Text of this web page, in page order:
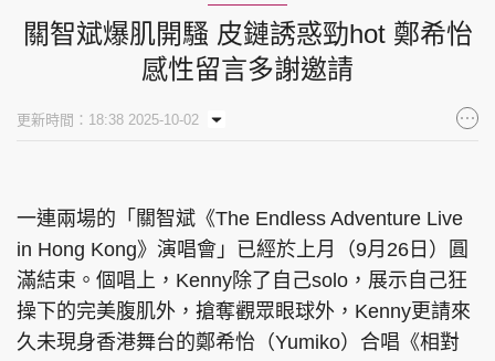
關智斌爆肌開騷 皮鏈誘惑勁hot 鄭希怡
感性留言多謝邀請
更新時間：18:38 2025-10-02
一連兩場的「關智斌《The Endless Adventure Live
in Hong Kong》演唱會」已經於上月（9月26日）圓
滿結束。個唱上，Kenny除了自己solo，展示自己狂
操下的完美腹肌外，搶奪觀眾眼球外，Kenny更請來
久未現身香港舞台的鄭希怡（Yumiko）合唱《相對